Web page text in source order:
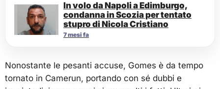
In volo da Napoli a Edimburgo,
condanna in Scozia per tentato
stupro di Nicola Cristiano
7 mesi fa
Nonostante le pesanti accuse, Gomes è da tempo
tornato in Camerun, portando con sé dubbi e